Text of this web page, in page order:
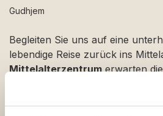
Gudhjem
Begleiten Sie uns auf eine
lebendige Reise zurück ins
Mittelalterzentrumerwarten
spannende Erlebnisse und